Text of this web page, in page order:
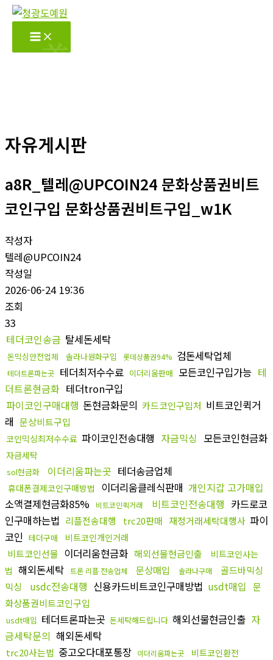
콘
자유게시판
a8R_텔레@UPCOIN24 문화상품권비트
코인구입 문화상품권비트구입_w1K
작성자
텔레@UPCOIN24
작성일
2026-06-24 19:36
조회
33
테더코인송금 탈세돈세탁
돈믹싱안전업체 솔라나원화구입 롯데상품권94% 검돈세탁업체
테더트론파는곳 테더최저수수료 이더리움판매 모든코인구입가능 테
더트론현금화 테더tron구입
파이코인구매대행 돈현금화문의 카드코인구입처 비트코인퀵거
래 문상비트구입
코인믹싱최저수수료 파이코인전송대행 자금믹싱 모든코인현금화
자금세탁
sol현금화 이더리움파는곳 테더송금업체
휴대폰결제코인구매방법 이더리움클레식판매 개인지갑 고가매입
소액결제현금화85%
비트코인퀵거래 비트코인전송대행 카드로코
인구매하는법 리플전송대행 trc20판매 재정거래세탁대행사 파이
코인 테더구매 비트코인개인거래
비트코인선물 이더리움현금화 해외선물현금인출
비트코인사는
법 해외돈세탁 트론 리플 전송업체 문상매입 솔라나구매
골드바믹싱
믹싱
usdc전송대행 신용카드비트코인구매방법 usdt매입 문
화상품권비트코인구입
usdt매입 테더트론파는곳 돈세탁해드립니다 해외선물현금인출 자
금세탁문의 해외돈세탁
trc20사는법 중고오다대포통장 이더리움파는곳 비트코인환전